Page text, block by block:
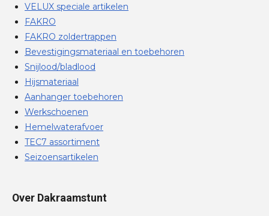
VELUX speciale artikelen
FAKRO
FAKRO zoldertrappen
Bevestigingsmateriaal en toebehoren
Snijlood/bladlood
Hijsmateriaal
Aanhanger toebehoren
Werkschoenen
Hemelwaterafvoer
TEC7 assortiment
Seizoensartikelen
Over Dakraamstunt